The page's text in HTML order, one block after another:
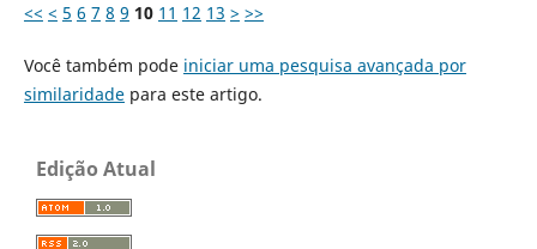
<< < 5 6 7 8 9 10 11 12 13 > >>
Você também pode iniciar uma pesquisa avançada por
similaridadepara este artigo.
Edição Atual